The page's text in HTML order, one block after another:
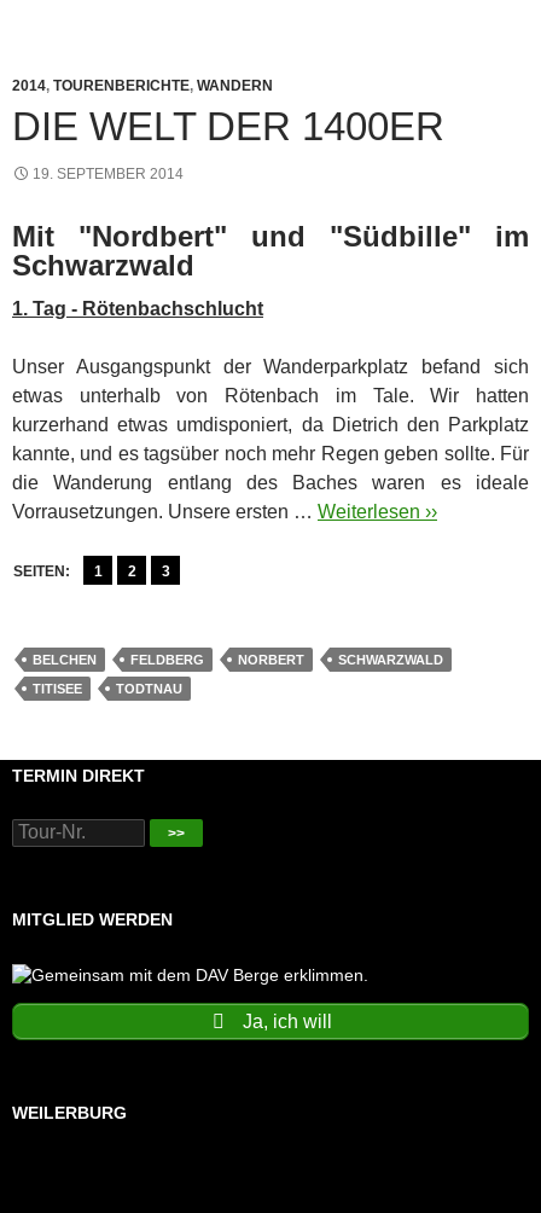
2014, TOURENBERICHTE, WANDERN
DIE WELT DER 1400ER
19. SEPTEMBER 2014
Mit "Nordbert" und "Südbille" im
Schwarzwald
1. Tag - Rötenbachschlucht
Unser Ausgangspunkt der Wanderparkplatz befand sich
etwas unterhalb von Rötenbach im Tale. Wir hatten
kurzerhand etwas umdisponiert, da Dietrich den Parkplatz
kannte, und es tagsüber noch mehr Regen geben sollte. Für
die Wanderung entlang des Baches waren es ideale
Vorrausetzungen. Unsere ersten … Weiterlesen ››
SEITEN: 1 2 3
BELCHEN FELDBERG NORBERT
SCHWARZWALD
TITISEE
TODTNAU
TERMIN DIREKT
>>
MITGLIED WERDEN
Ja, ich will
WEILERBURG